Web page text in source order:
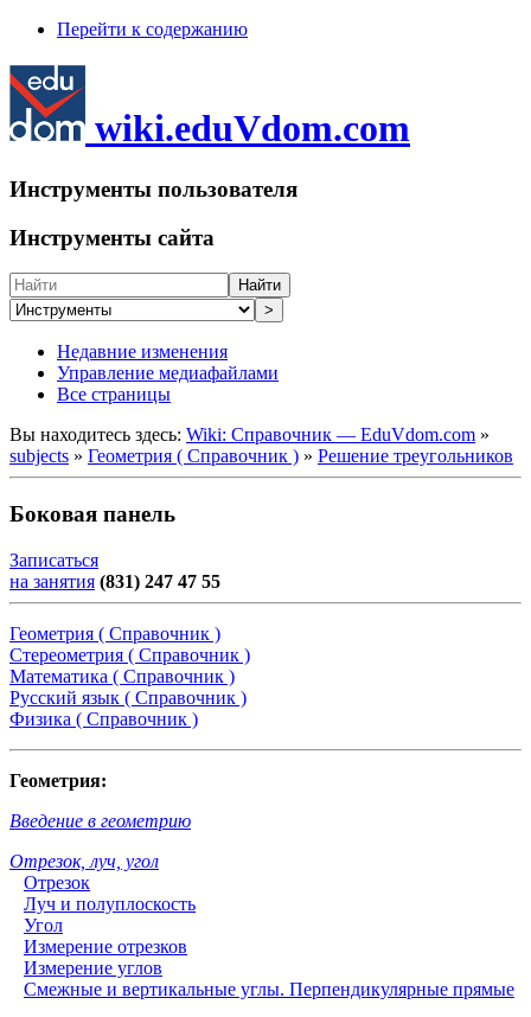
Перейти к содержанию
wiki.eduVdom.com
Инструменты пользователя
Инструменты сайта
Найти
>
Недавние изменения
Управление медиафайлами
Все страницы
Вы находитесь здесь: Wiki: Справочник — EduVdom.com »
subjects » Геометрия ( Справочник ) » Решение треугольников
Боковая панель
Записаться
на занятия (831) 247 47 55
Геометрия ( Справочник )
Стереометрия ( Справочник )
Математика ( Справочник )
Русский язык ( Справочник )
Физика ( Справочник )
Геометрия:
Введение в геометрию
Отрезок, луч, угол
Отрезок
Луч и полуплоскость
Угол
Измерение отрезков
Измерение углов
Смежные и вертикальные углы. Перпендикулярные прямые